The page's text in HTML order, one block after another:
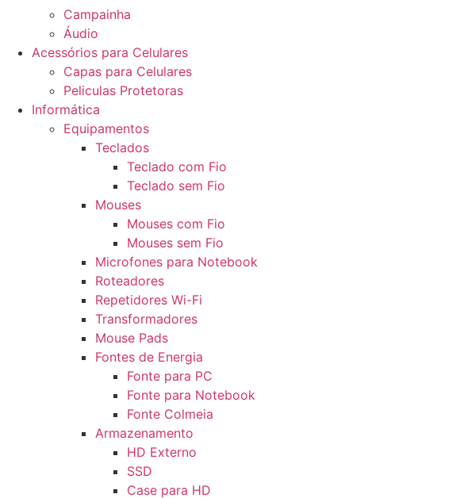
Campainha
Áudio
Acessórios para Celulares
Capas para Celulares
Peliculas Protetoras
Informática
Equipamentos
Teclados
Teclado com Fio
Teclado sem Fio
Mouses
Mouses com Fio
Mouses sem Fio
Microfones para Notebook
Roteadores
Repetidores Wi-Fi
Transformadores
Mouse Pads
Fontes de Energia
Fonte para PC
Fonte para Notebook
Fonte Colmeia
Armazenamento
HD Externo
SSD
Case para HD